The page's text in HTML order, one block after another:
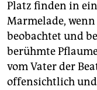
Platz finden in
Marmelade,
beobachtet und
berühmte
vom Vater der
offensichtlich